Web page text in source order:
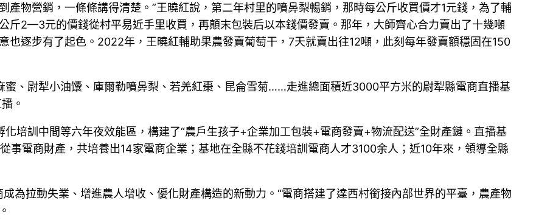
產物營銷，一條條講得清楚。”王曉紅說，第二年村里的噴鼻梨暢銷，那時每公斤收買價才1元錢，為了輔
斤2—3元的價錢從村平易近手里收買，再顛末包裝后以本錢價發賣。那年，大師齊心合力賣出了十幾噸
也逐步有了起色。2022年，王曉紅輔助果農發賣葡萄干，7天就賣出往12噸，此刻每年發賣額穩固在150
蜜、尉犁小油馕、庫爾勒噴鼻梨、若羌紅棗、昆侖雪菊……走進總面積近3000平方米的尉犁縣電商直播基
。
培訓中間等六年夜效能區，構建了“農戶生孩子+企業加工包裝+電商發賣+物流配送”全財產鏈。直播基
事電商財產，共培養出14家電商企業；基地在全縣不花錢培訓電商人才3100余人；近10年來，領導全縣
為拉動失業、增進農人增收、優化財產構造的新動力。“電商搭建了達西村銜接內部世界的平臺，農產物